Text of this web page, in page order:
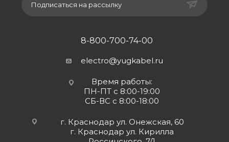
Подписаться на рассылку
8-800-700-74-00
electro@yugkabel.ru
Время работы:
ПН-ПТ с 8:00-19:00
СБ-ВС с 8:00-18:00
г. Краснодар ул. Онежская, 60
г. Краснодар ул. Кирилла